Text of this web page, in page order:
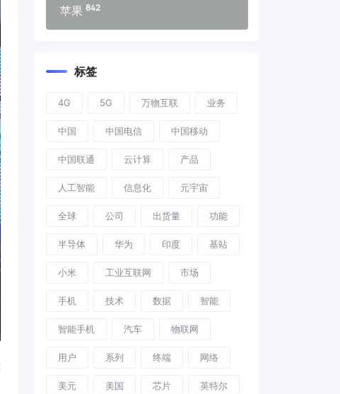
苹果 842
标签
4G 5G 万物互联 业务
中国 中国电信 中国移动
中国联通 云计算 产品
人工智能 信息化 元宇宙
全球 公司 出货量 功能
半导体 华为 印度 基站
小米 工业互联网 市场
手机 技术 数据 智能
智能手机 汽车 物联网
用户 系列 终端 网络
美元 美国 芯片 英特尔